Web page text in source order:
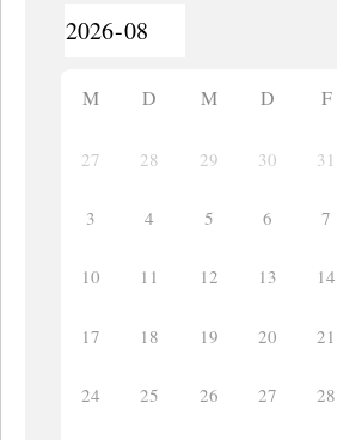
M D M D F
27 28 29 30 31
3 4 5 6 7
10 11 12 13 14
17 18 19 20 21
24 25 26 27 28